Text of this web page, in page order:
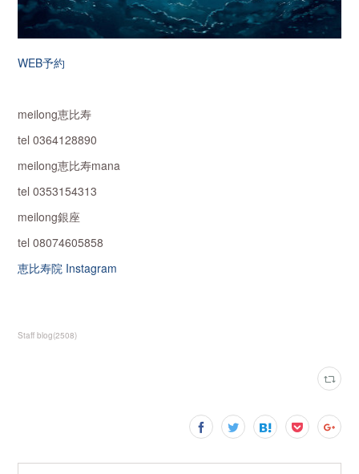
WEB予約
meilong恵比寿
tel 0364128890
meilong恵比寿mana
tel 0353154313
meilong銀座
tel 08074605858
恵比寿院 Instagram
Staff blog(2508)